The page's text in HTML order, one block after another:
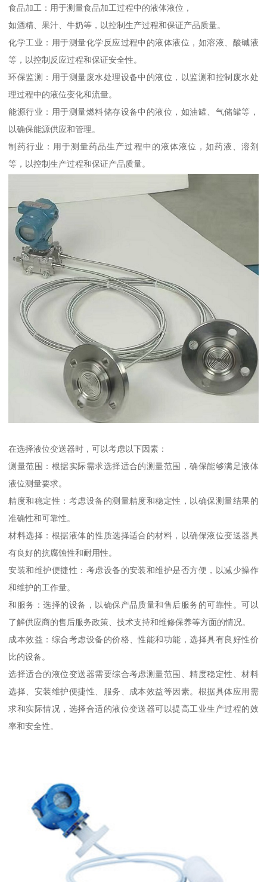
食品加工：用于测量食品加工过程中的液体液位，
如酒精、果汁、牛奶等，以控制生产过程和保证产品质量。
化学工业：用于测量化学反应过程中的液体液位，如溶液、酸碱液
等，以控制反应过程和保证安全性。
环保监测：用于测量废水处理设备中的液位，以监测和控制废水处
理过程中的液位变化和流量。
能源行业：用于测量燃料储存设备中的液位，如油罐、气储罐等，
以确保能源供应和管理。
制药行业：用于测量药品生产过程中的液体液位，如药液、溶剂
等，以控制生产过程和保证产品质量。
在选择液位变送器时，可以考虑以下因素：
测量范围：根据实际需求选择适合的测量范围，确保能够满足液体
液位测量要求。
精度和稳定性：考虑设备的测量精度和稳定性，以确保测量结果的
准确性和可靠性。
材料选择：根据液体的性质选择适合的材料，以确保液位变送器具
有良好的抗腐蚀性和耐用性。
安装和维护便捷性：考虑设备的安装和维护是否方便，以减少操作
和维护的工作量。
和服务：选择的设备，以确保产品质量和售后服务的可靠性。可以
了解供应商的售后服务政策、技术支持和维修保养等方面的情况。
成本效益：综合考虑设备的价格、性能和功能，选择具有良好性价
比的设备。
选择适合的液位变送器需要综合考虑测量范围、精度稳定性、材料
选择、安装维护便捷性、服务、成本效益等因素。根据具体应用需
求和实际情况，选择合适的液位变送器可以提高工业生产过程的效
率和安全性。